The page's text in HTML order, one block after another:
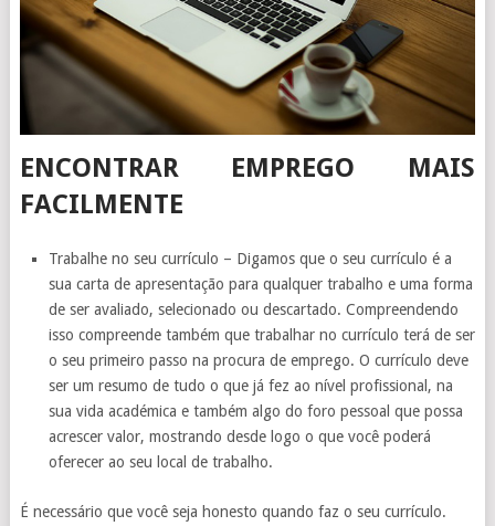
ENCONTRAR EMPREGO MAIS
FACILMENTE
Trabalhe no seu currículo – Digamos que o seu currículo é a
sua carta de apresentação para qualquer trabalho e uma forma
de ser avaliado, selecionado ou descartado. Compreendendo
isso compreende também que trabalhar no currículo terá de ser
o seu primeiro passo na procura de emprego. O currículo deve
ser um resumo de tudo o que já fez ao nível profissional, na
sua vida académica e também algo do foro pessoal que possa
acrescer valor, mostrando desde logo o que você poderá
oferecer ao seu local de trabalho.
É necessário que você seja honesto quando faz o seu currículo.